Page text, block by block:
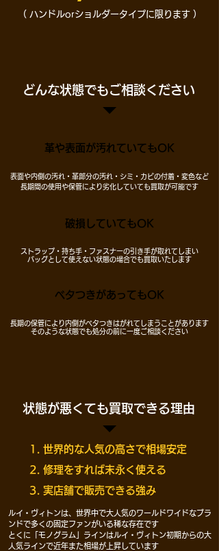
（ ハンドルorショルダータイプに限ります ）
​どんな状態でもご相談ください
革や表面が汚れていてもOK
​表面や内側の汚れ・革部分の汚れ・シミ・カビの付着・変色など
長期間の使用や保管により劣化していても買取が可能です
​破損していてもOK
ストラップ・持ち手・ファスナーの引き手が取れてしまい
バッグとして使えない状態の場合でも買取いたします
​ベタつきがあってもOK
長期の保管により内側がベタつきはがれてしまうことがあります
そのような状態でも処分の前に一度ご相談ください
​状態が悪くても買取できる理由
1. 世界的な人気の高さで相場安定
2. 修理をすれば末永く使える
3. 実店舗で販売できる強み
ルイ・ヴィトンは、世界中で大人気のワールドワイドなブラ
ンドで多くの固定ファンがいる稀な存在です
とくに「モノグラム」ラインはルイ・ヴィトン初期からの大
人気ラインで近年また相場が上昇しています